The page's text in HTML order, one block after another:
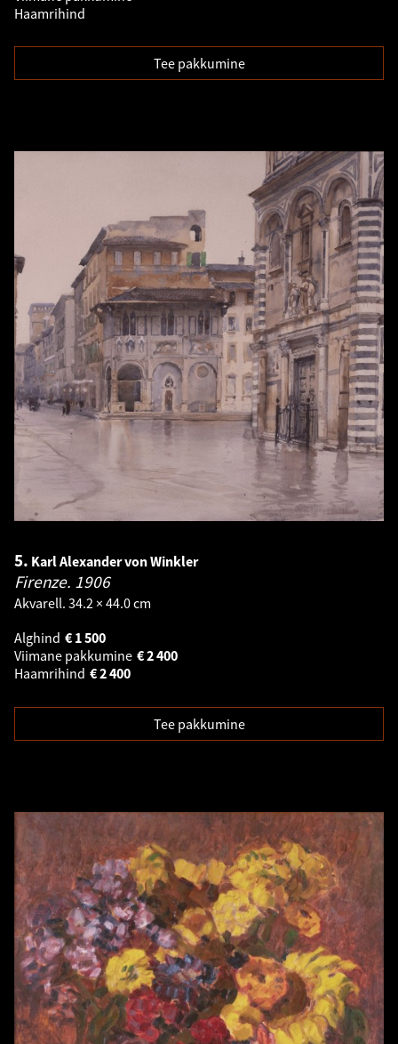
Haamrihind
Tee pakkumine
5. Karl Alexander von Winkler
Firenze. 1906
Akvarell. 34.2 × 44.0 cm
Alghind
1 500
€
Viimane pakkumine
2 400
€
Haamrihind
2 400
€
Tee pakkumine